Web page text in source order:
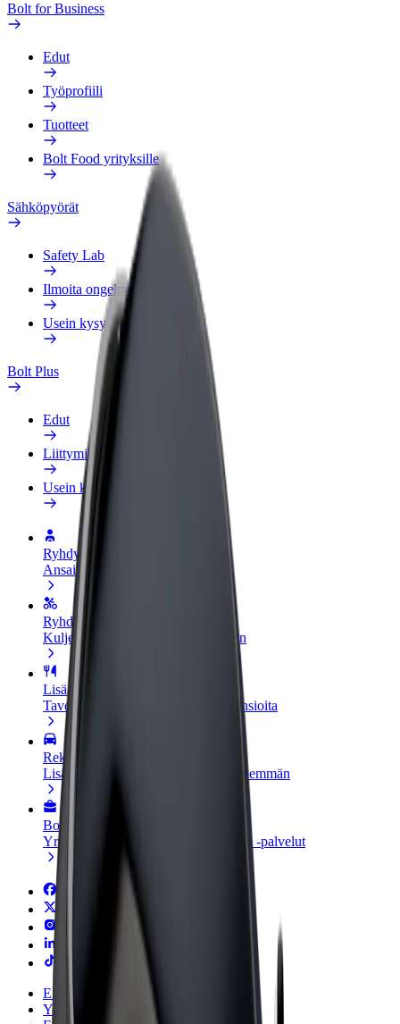
Bolt for Business
Edut
Työprofiili
Tuotteet
Bolt Food yrityksille
Sähköpyörät
Safety Lab
Ilmoita ongelmasta
Usein kysytyt kysymykset
Bolt Plus
Edut
Liittymisohjeet
Usein kysytyt kysymykset
Ryhdy kuljettajaksi
Ansaitse omilla ehdoillasi
Ryhdy ruokalähetiksi
Kuljeta ruokaa ja ansaitse viikoittain
Lisää ravintola tai kauppa
Tavoita lisää asiakkaita ja kasvata ansioita
Rekisteröidy fleet-omistajaksi
Lisää autokantasi Boltiin ja tienaa enemmän
Bolt for Business
Yrityksellesi skaalatut Bolt-tuotteet ja -palvelut
Ehdot
Yksityisyys